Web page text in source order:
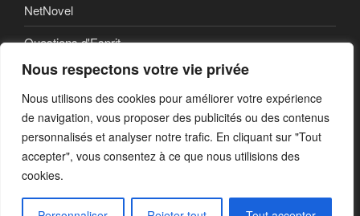
Nous respectons votre vie privée
Nous utilisons des cookies pour améliorer votre expérience
de navigation, vous proposer des publicités ou des contenus
personnalisés et analyser notre trafic. En cliquant sur "Tout
accepter", vous consentez à ce que nous utilisions des
cookies.
NetNovel
Questions d'Esprit
Série
Série vidéo
WordPress